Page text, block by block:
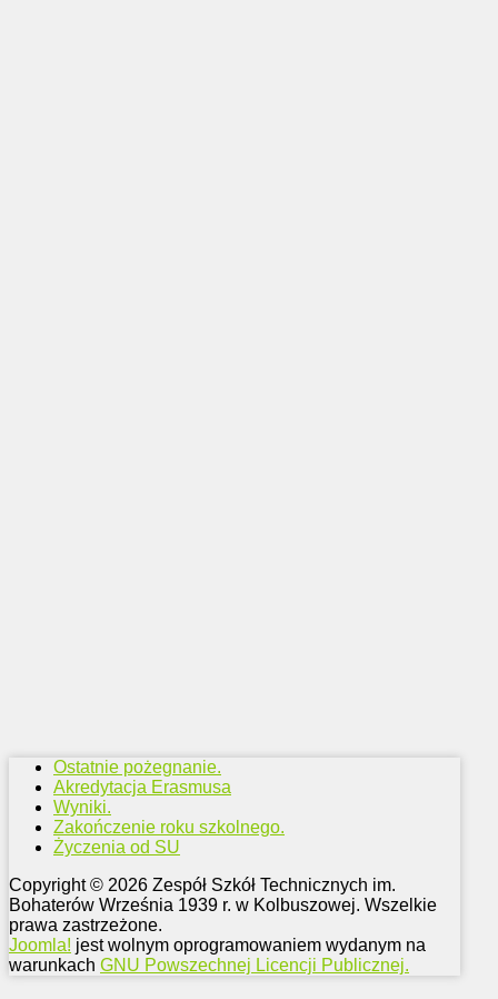
Ostatnie pożegnanie.
Akredytacja Erasmusa
Wyniki.
Zakończenie roku szkolnego.
Życzenia od SU
Copyright © 2026 Zespół Szkół Technicznych im.
Bohaterów Września 1939 r. w Kolbuszowej. Wszelkie
prawa zastrzeżone.
Joomla! jest wolnym oprogramowaniem wydanym na
warunkach GNU Powszechnej Licencji Publicznej.